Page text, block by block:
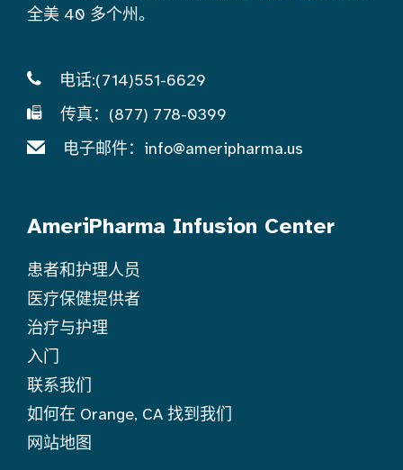
全美 40 多个州。
电话:(714)551-6629
传真：(877) 778-0399
电子邮件： info@ameripharma.us
AmeriPharma Infusion Center
患者和护理人员
医疗保健提供者
治疗与护理
入门
联系我们
如何在 Orange, CA 找到我们
网站地图